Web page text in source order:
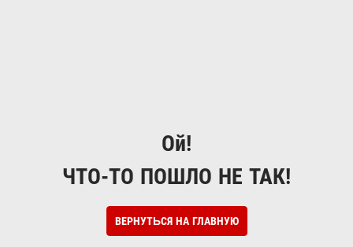
Ой!
ЧТО-ТО ПОШЛО НЕ ТАК!
ВЕРНУТЬСЯ НА ГЛАВНУЮ